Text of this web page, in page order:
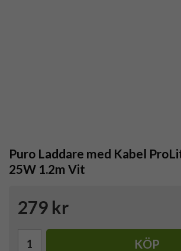
Puro Laddare med Kabel
25W 1.2m Vit
279 kr
KÖP